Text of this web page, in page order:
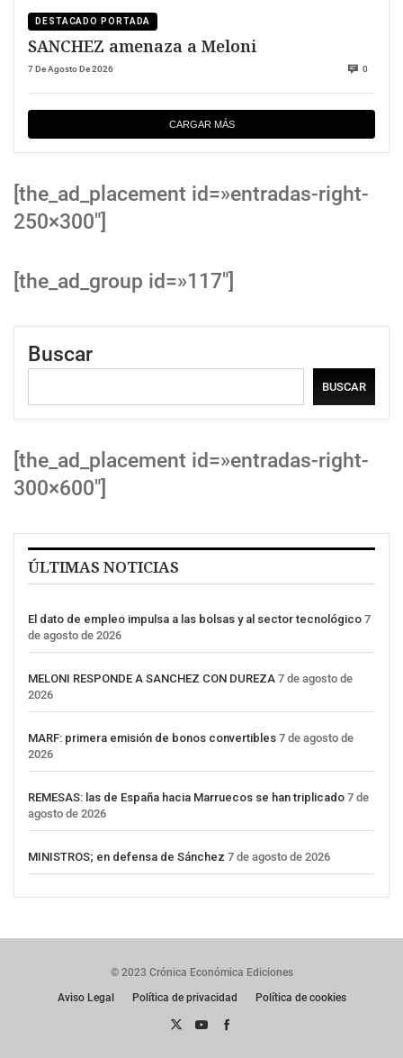
DESTACADO PORTADA
SANCHEZ amenaza a Meloni
7 De Agosto De 2026 0
CARGAR MÁS
[the_ad_placement id=»entradas-right-
250×300″]
[the_ad_group id=»117″]
Buscar
BUSCAR
[the_ad_placement id=»entradas-right-
300×600″]
ÚLTIMAS NOTICIAS
El dato de empleo impulsa a las bolsas y al sector tecnológico 7
de agosto de 2026
MELONI RESPONDE A SANCHEZ CON DUREZA 7 de agosto de
2026
MARF: primera emisión de bonos convertibles 7 de agosto de
2026
REMESAS: las de España hacia Marruecos se han triplicado 7 de
agosto de 2026
MINISTROS; en defensa de Sánchez 7 de agosto de 2026
© 2023 Crónica Económica Ediciones
Aviso Legal
Política de privacidad Política de cookies